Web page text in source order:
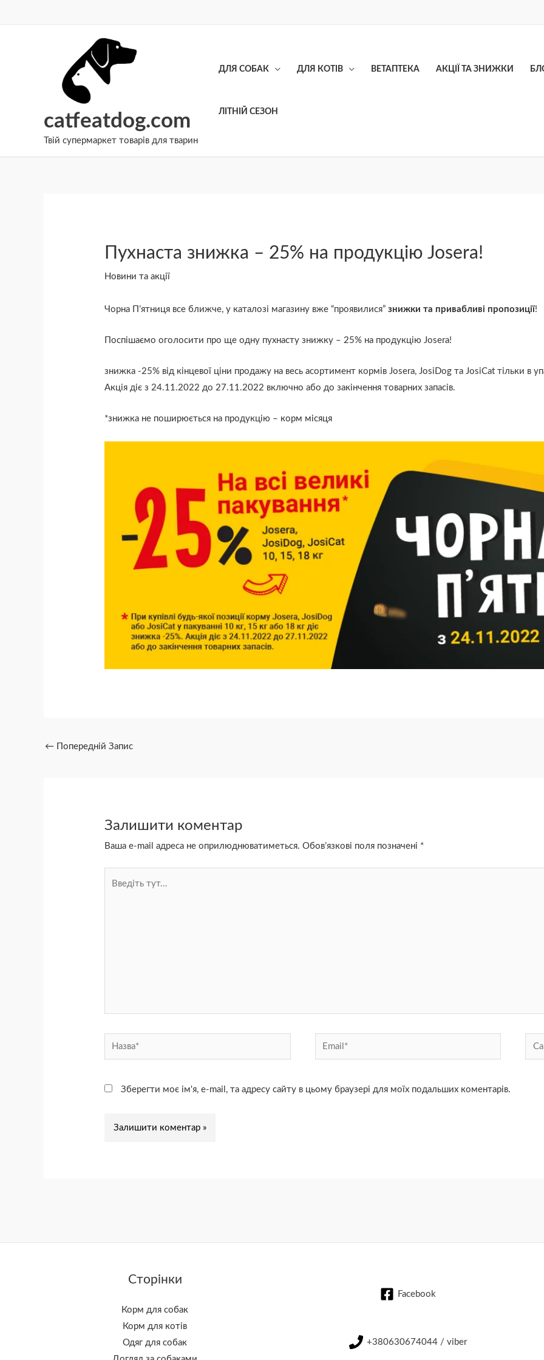
catfeatdog.com
Твій супермаркет товарів для тварин
ДЛЯ СОБАК ДЛЯ КОТІВ ВЕТАПТЕКА АКЦІЇ ТА ЗНИЖКИ
ЛІТНІЙ СЕЗОН
Пухнаста знижка – 25% на продукцію Josera!
Новини та акції
Чорна П’ятниця все ближче, у каталозі магазину вже “проявилися” знижки та привабливі пропозиції!
Поспішаємо оголосити про ще одну пухнасту знижку – 25% на продукцію Josera!
знижка -25% від кінцевої ціни продажу на весь асортимент кормів Josera, JosiDog та JosiCat тільки в
Акція діє з 24.11.2022 до 27.11.2022 включно або до закінчення товарних запасів.
*знижка не поширюється на продукцію – корм місяця
← Попередній Запис
Залишити коментар
Ваша e-mail адреса не оприлюднюватиметься. Обов’язкові поля позначені *
Назва* Email*
Зберегти моє ім'я, e-mail, та адресу сайту в цьому браузері для моїх подальших коментарів.
Сторінки
Корм для собак
Корм для котів
Одяг для собак
Facebook
+380630674044 / viber